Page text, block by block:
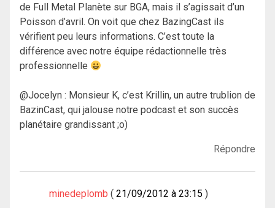
de Full Metal Planète sur BGA, mais il s’agissait d’un
Poisson d’avril. On voit que chez BazingCast ils
vérifient peu leurs informations. C’est toute la
différence avec notre équipe rédactionnelle très
professionnelle
@Jocelyn : Monsieur K, c’est Krillin, un autre trublion de
BazinCast, qui jalouse notre podcast et son succès
planétaire grandissant ;o)
Répondre
minedeplomb 21/09/2012 à 23:15